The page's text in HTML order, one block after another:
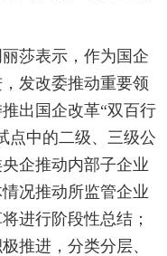
莎表示，作为国企
发改委推动重要领
出国企改革“双百行
点中的二级、三级公
企推动内部子企业
况推动所监管企业
进行阶段性总结；
推进，分类分层、